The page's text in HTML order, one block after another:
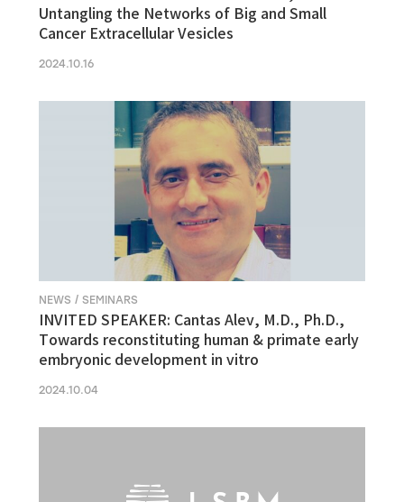
Untangling the Networks of Big and Small
Cancer Extracellular Vesicles
2024.10.16
NEWS / SEMINARS
INVITED SPEAKER: Cantas Alev, M.D., Ph.D.,
Towards reconstituting human & primate early
embryonic development in vitro
2024.10.04